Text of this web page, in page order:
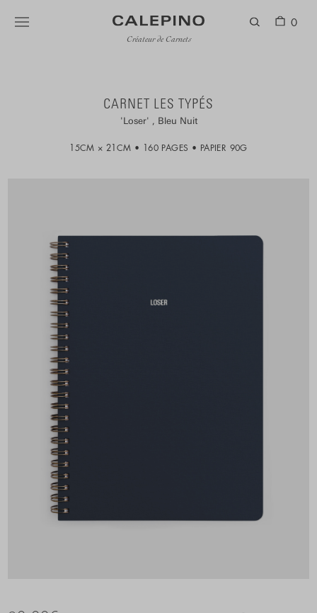
Créateur de Carnets
0
CARNET LES TYPÉS
Loser Bleu Nuit
15CM × 21CM 160 PAGES PAPIER 90G